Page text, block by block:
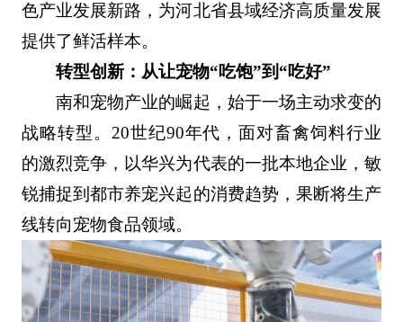
色产业发展新路，为河北省县域经济高质量发展
提供了鲜活样本。
转型创新：从让宠物“吃饱”到“吃好”
南和宠物产业的崛起，始于一场主动求变的
战略转型。20世纪90年代，面对畜禽饲料行业
的激烈竞争，以华兴为代表的一批本地企业，敏
锐捕捉到都市养宠兴起的消费趋势，果断将生产
线转向宠物食品领域。